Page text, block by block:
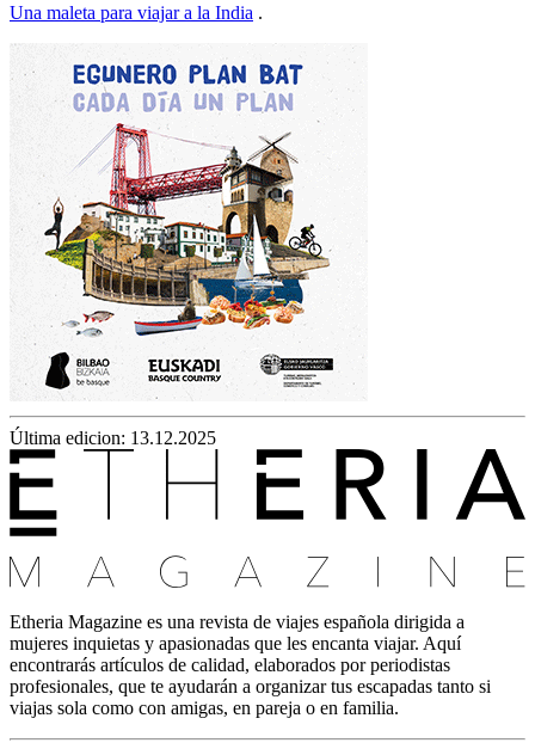
Una maleta para viajar a la India .
Última edicion: 13.12.2025
Etheria Magazine es una revista de viajes española dirigida a
mujeres inquietas y apasionadas que les encanta viajar. Aquí
encontrarás artículos de calidad, elaborados por periodistas
profesionales, que te ayudarán a organizar tus escapadas tanto si
viajas sola como con amigas, en pareja o en familia.